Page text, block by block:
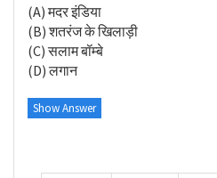
(A) मदर इंडिया
(B) शतरंज के खिलाड़ी
(C) सलाम बॉम्बे
(D) लगान
Show Answer